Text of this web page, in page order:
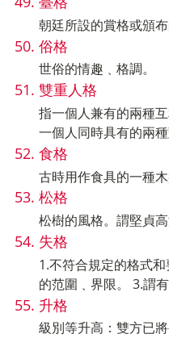
朝廷所設的賞格或頒布
俗格
世俗的情趣﹑格調。
雙重人格
指一個人兼有的兩種
一個人同時具有的兩
食格
古時用作食具的一種木
松格
松樹的風格。謂堅貞高
失格
1.不符合規定的格式
的范圍﹑界限。 3.謂
升格
級別等升高：雙方已